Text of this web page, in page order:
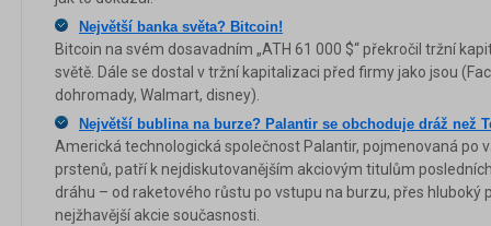
Největší banka světa? Bitcoin!
Bitcoin na svém dosavadním „ATH 61 000 $“ překročil tržní
světě. Dále se dostal v tržní kapitalizaci před firmy jako jsou
dohromady, Walmart, disney).
Největší bublina na burze? Palantir se obchoduje dráž než
Americká technologická společnost Palantir, pojmenovaná po
prstenů, patří k nejdiskutovanějším akciovým titulům
dráhu – od raketového růstu po vstupu na burzu, přes hluboký
nejžhavější akcie současnosti.